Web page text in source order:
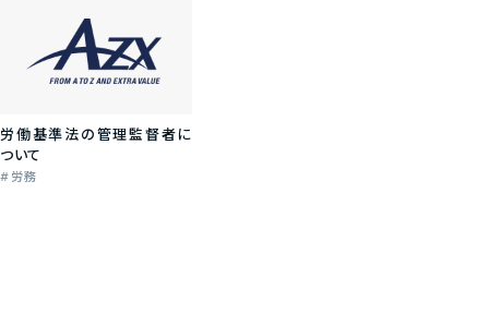
労働基準法の管理監督者に
ついて
労務